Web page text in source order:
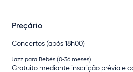
Preçário
Concertos (após 18h00)
Jazz para Bebés (0-36 meses)
Gratuito mediante inscrição prévia e